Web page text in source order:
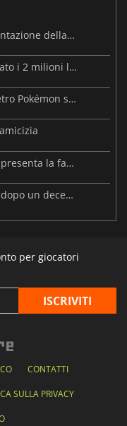
MARVEL Tōkon debutta con la presentazione della roadmap per il primo anno
Resident Evil: Veronica ha già superato i 2 milioni liste dei desideri
Beast of Reincarnation: lo studio dietro Pokémon su una nuova strada
Warhammer 40.000: Dawn of War 4 presenta la fazione dei Necron
Forsaken Realms: Vahrin's Call esce dopo un decennio di sviluppo
per giocatori
CONTATTI
SULLA PRIVACY